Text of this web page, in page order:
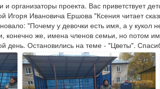
организаторы проекта. Вас приветствует
Игоря Ивановича Ершова "Ксения читает
"Почему у девочки есть имя, а у
конечно же, имена членов семьи, но
день. Остановились на теме - "Цветы".